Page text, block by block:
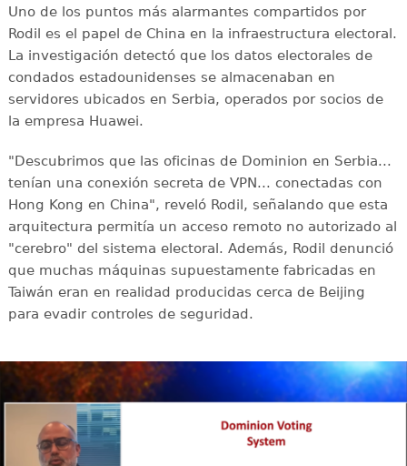
Uno de los puntos más alarmantes compartidos por
Rodil es el papel de China en la infraestructura electoral.
La investigación detectó que los datos electorales de
condados estadounidenses se almacenaban en
servidores ubicados en Serbia, operados por socios de
la empresa Huawei.
"Descubrimos que las oficinas de Dominion en Serbia...
tenían una conexión secreta de VPN... conectadas con
Hong Kong en China", reveló Rodil, señalando que esta
arquitectura permitía un acceso remoto no autorizado al
"cerebro" del sistema electoral. Además, Rodil denunció
que muchas máquinas supuestamente fabricadas en
Taiwán eran en realidad producidas cerca de Beijing
para evadir controles de seguridad.